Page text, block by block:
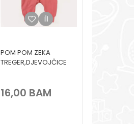
POM POM ZEKA
TREGER,DJEVOJČICE
16,00 BAM